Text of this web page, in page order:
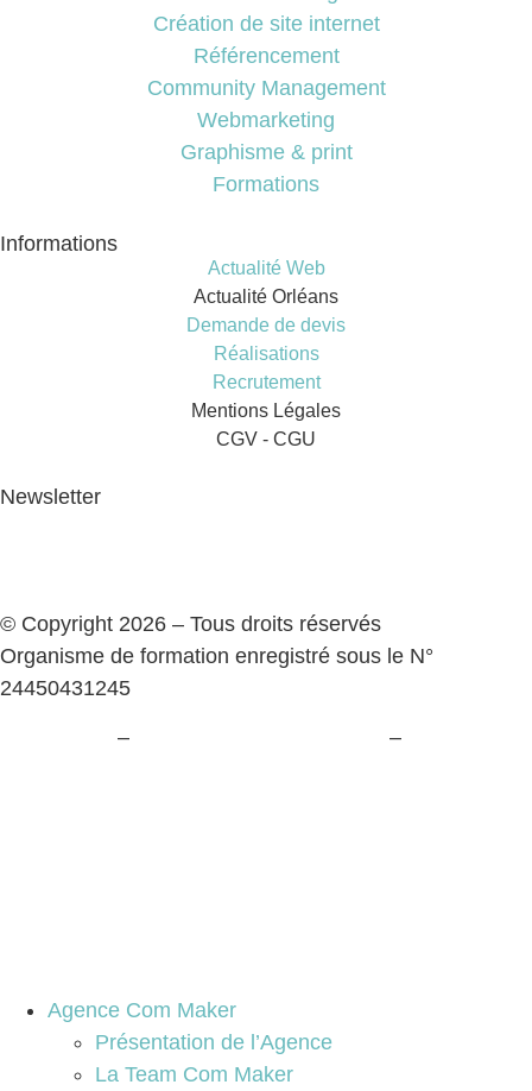
Création de site internet
Référencement
Community Management
Webmarketing
Graphisme & print
Formations
Informations
Actualité Web
Actualité Orléans
Demande de devis
Réalisations
Recrutement
Mentions Légales
CGV - CGU
Newsletter
© Copyright 2026 – Tous droits réservés
Organisme de formation enregistré sous le N°
24450431245
– –
Agence Com Maker
Présentation de l’Agence
La Team Com Maker